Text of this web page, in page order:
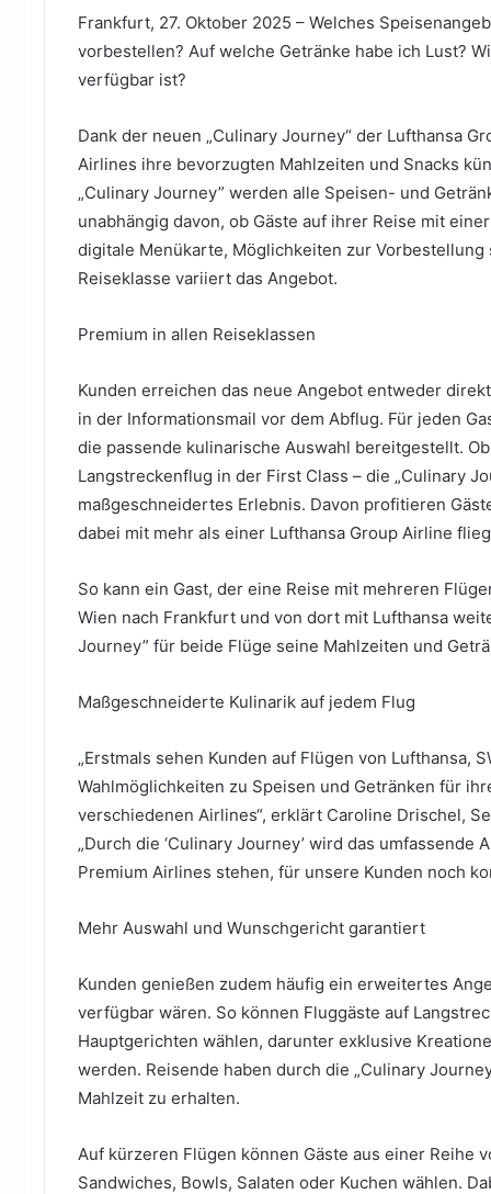
Frankfurt, 27. Oktober 2025 – Welches
vorbestellen? Auf welche Getränke habe ich Lust?
verfügbar ist?
Dank der neuen „Culinary Journey“ der Lufthansa
Airlines ihre bevorzugten Mahlzeiten und Snacks
„Culinary Journey” werden alle Speisen- und
unabhängig davon, ob Gäste auf ihrer Reise mit
digitale Menükarte, Möglichkeiten zur
Reiseklasse variiert das Angebot.
Premium in allen Reiseklassen
Kunden erreichen das neue Angebot entweder
in der Informationsmail vor dem Abflug. Für jeden
die passende kulinarische Auswahl bereitgestellt.
Langstreckenflug in der First Class – die „Culinary
maßgeschneidertes Erlebnis. Davon profitieren
dabei mit mehr als einer Lufthansa Group Airline
So kann ein Gast, der eine Reise mit mehreren
Wien nach Frankfurt und von dort mit Lufthansa
Journey” für beide Flüge seine Mahlzeiten und
Maßgeschneiderte Kulinarik auf jedem Flug
„Erstmals sehen Kunden auf Flügen von Lufthansa,
Wahlmöglichkeiten zu Speisen und Getränken für
verschiedenen Airlines“, erklärt Caroline Drischel,
„Durch die ‘Culinary Journey’ wird das
Premium Airlines stehen, für unsere Kunden noch
Mehr Auswahl und Wunschgericht garantiert
Kunden genießen zudem häufig ein erweitertes
verfügbar wären. So können Fluggäste auf
Hauptgerichten wählen, darunter exklusive
werden. Reisende haben durch die „Culinary
Mahlzeit zu erhalten.
Auf kürzeren Flügen können Gäste aus einer Reihe
Sandwiches, Bowls, Salaten oder Kuchen wählen.